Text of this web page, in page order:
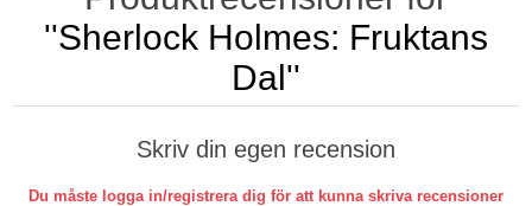
Sherlock Holmes: Fruktans
Dal
Skriv din egen recension
Du måste logga in/registrera dig för att kunna skriva recensioner